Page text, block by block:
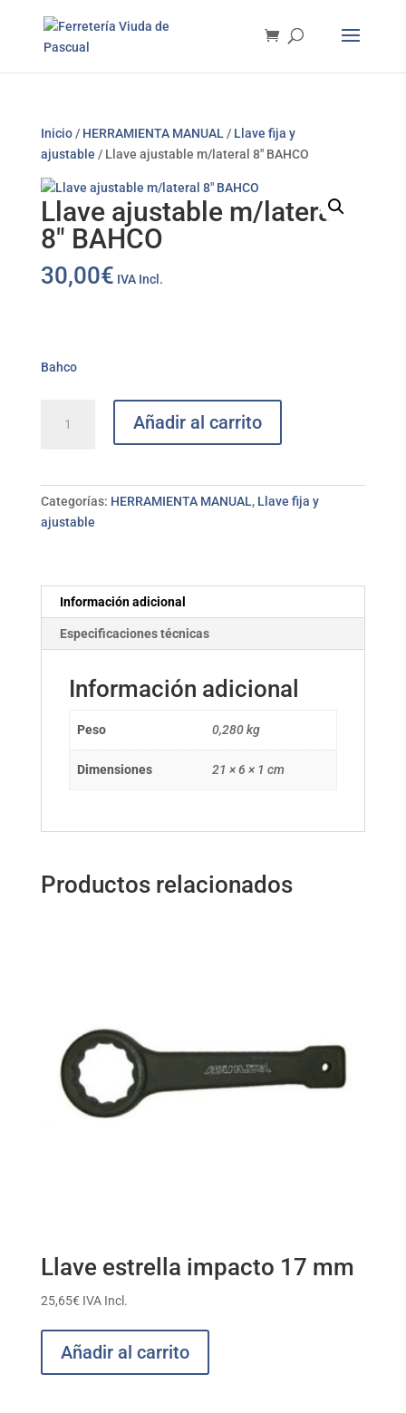
Inicio/ HERRAMIENTA MANUAL / Llave fija y
ajustable / Llave ajustable m/lateral 8″ BAHCO
Llave ajustable m/lateral
8″ BAHCO
30,00€ IVA Incl.
Bahco
ajustable
cantidad
Añadir al carrito
Categorías: HERRAMIENTA MANUAL, Llave fija y
ajustable
Información adicional
Especificaciones técnicas
Información adicional
Peso 0,280 kg
Dimensiones 21 × 6 × 1 cm
Productos relacionados
Llave estrella impacto 17 mm
25,65€ IVA Incl.
Añadir al carrito